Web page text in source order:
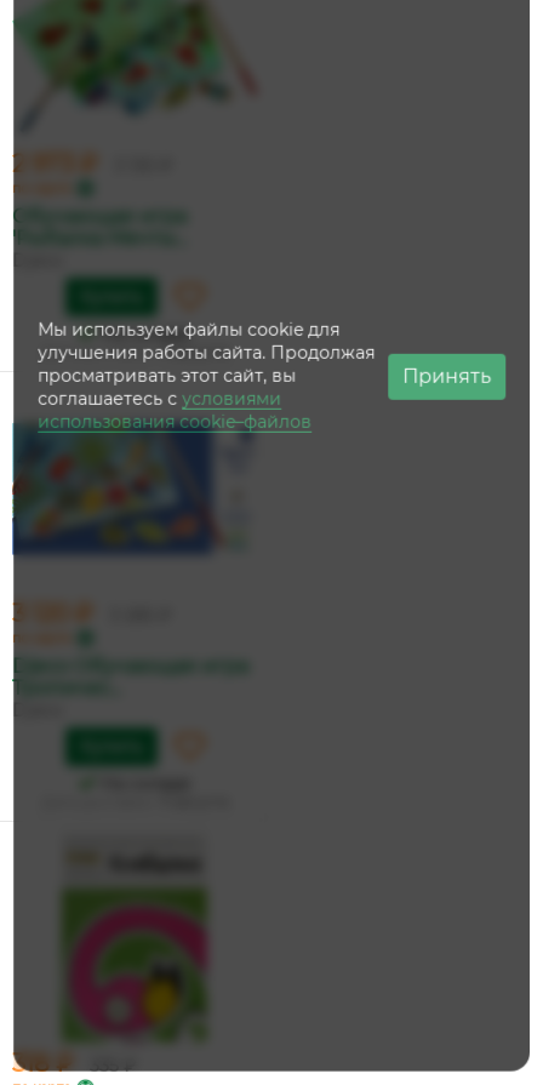
2 973 ₽
по карте
Обучающая игра
'Рыбалка Мечты...
На складе
Дата доставки:11 августа
3 120 ₽
по карте
Тропичес...
318 ₽ 335 ₽
Мы используем файлы cookie для
улучшения работы сайта. Продолжая
просматривать этот сайт, вы
соглашаетесь сусловиями
использования cookie–файлов
Принять